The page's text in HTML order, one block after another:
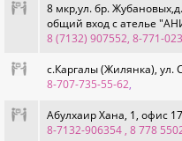
8 мкр,ул. бр.
общий вход с ателье
8 (7132) 907552, 8-771-
c.Каргалы (Жилянка), ул.
8-707-735-55-62,
Абулхаир Хана, 1, офис 17
8-7132-906354 , 8 778